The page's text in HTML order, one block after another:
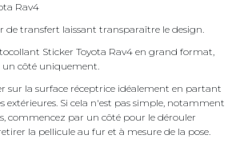
Rav4
de transfert laissant transparaître le design.
Sticker Toyota Rav4 en grand format,
côté uniquement.
sur la surface réceptrice idéalement en partant
extérieures. Si cela n'est pas simple, notamment
commencez par un côté pour le dérouler
la pellicule au fur et à mesure de la pose.